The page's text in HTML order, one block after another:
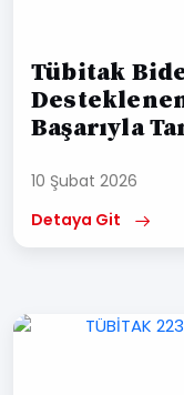
Tübitak
Başarıyla
10 Şubat 2026
Detaya Git